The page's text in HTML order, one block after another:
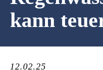
kann
12.02.25